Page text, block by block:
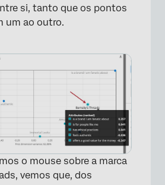
si, tanto que os pontos
um ao outro.
o mouse sobre a marca
vemos que, dos